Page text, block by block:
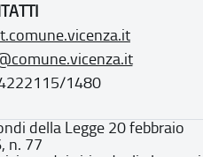
1480
della Legge 20 febbraio
n. 77